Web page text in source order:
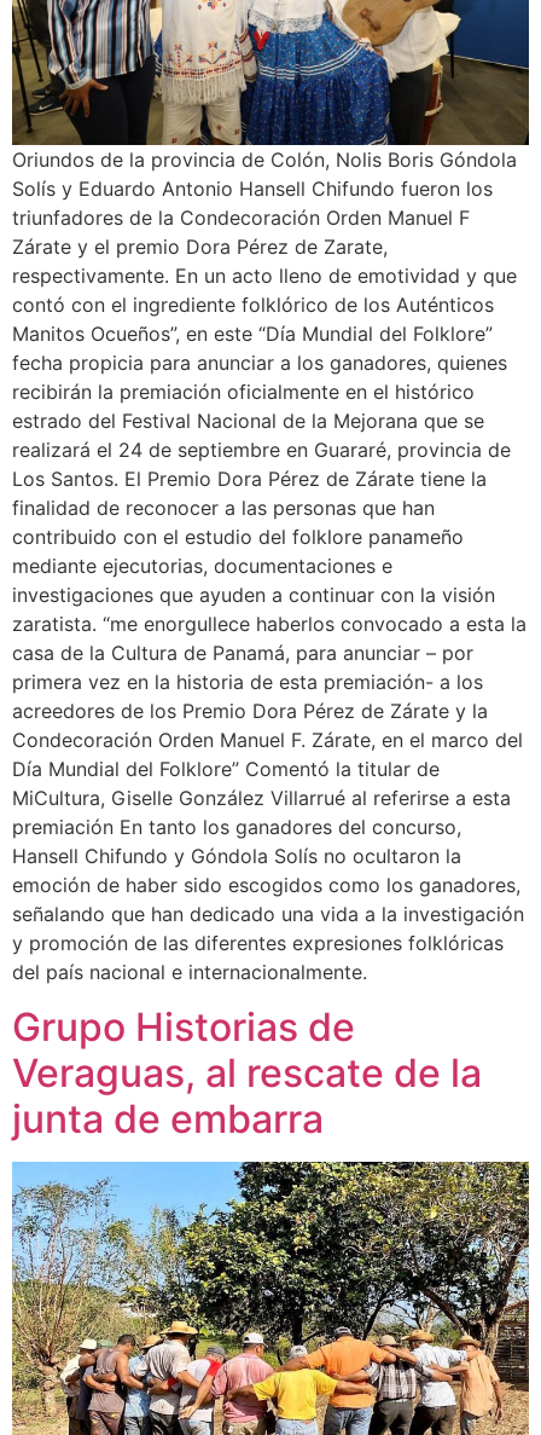
Oriundos de la provincia de Colón, Nolis Boris Góndola
Solís y Eduardo Antonio Hansell Chifundo fueron los
triunfadores de la Condecoración Orden Manuel F
Zárate y el premio Dora Pérez de Zarate,
respectivamente. En un acto lleno de emotividad y que
contó con el ingrediente folklórico de los Auténticos
Manitos Ocueños”, en este “Día Mundial del Folklore”
fecha propicia para anunciar a los ganadores, quienes
recibirán la premiación oficialmente en el histórico
estrado del Festival Nacional de la Mejorana que se
realizará el 24 de septiembre en Guararé, provincia de
Los Santos. El Premio Dora Pérez de Zárate tiene la
finalidad de reconocer a las personas que han
contribuido con el estudio del folklore panameño
mediante ejecutorias, documentaciones e
investigaciones que ayuden a continuar con la visión
zaratista. “me enorgullece haberlos convocado a esta la
casa de la Cultura de Panamá, para anunciar – por
primera vez en la historia de esta premiación- a los
acreedores de los Premio Dora Pérez de Zárate y la
Condecoración Orden Manuel F. Zárate, en el marco del
Día Mundial del Folklore” Comentó la titular de
MiCultura, Giselle González Villarrué al referirse a esta
premiación En tanto los ganadores del concurso,
Hansell Chifundo y Góndola Solís no ocultaron la
emoción de haber sido escogidos como los ganadores,
señalando que han dedicado una vida a la investigación
y promoción de las diferentes expresiones folklóricas
del país nacional e internacionalmente.
Grupo Historias de
Veraguas, al rescate de la
junta de embarra